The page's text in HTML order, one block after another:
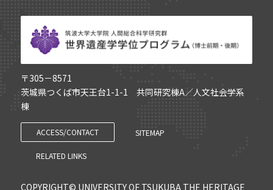
〒305－8571
茨城県つくば市天王台1-1-1 共同研究棟A／人文社会学系
棟
ACCESS/CONTACT SITEMAP
RELATED LINKS
COPYRIGHT© UNIVERSITY OF TSUKUBA THE HERITAGE